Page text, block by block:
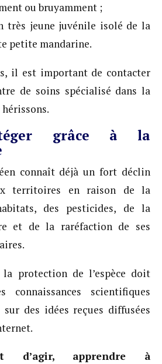
ou bruyamment ;
très jeune juvénile isolé de la
petite mandarine.
il est important de contacter
de soins spécialisé dans la
grâce à la
connaît déjà un fort déclin
territoires en raison de la
des pesticides, de la
et de la raréfaction de ses
la protection de l’espèce doit
connaissances scientifiques
des idées reçues diffusées
d’agir, apprendre à